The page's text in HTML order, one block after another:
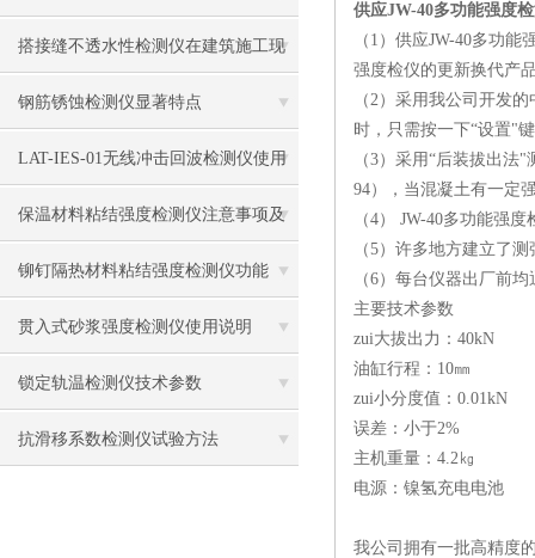
果的因素有哪些？
搭接缝不透水性检测仪在建筑施工现
场中的应用
钢筋锈蚀检测仪显著特点
LAT-IES-01无线冲击回波检测仪使用
操作方法
保温材料粘结强度检测仪注意事项及
保养
铆钉隔热材料粘结强度检测仪功能
贯入式砂浆强度检测仪使用说明
锁定轨温检测仪技术参数
抗滑移系数检测仪试验方法
供应JW-40多功能强度
（1）供应JW-40多功
强度检仪的更新换代产
（2）采用我公司开发
时，只需按一下“设置"
（3）采用“后装拔出
94），当混凝土有一定
（4） JW-40多功能强
（5）许多地方建立了
（6）每台仪器出厂前
主要技术参数
zui大拔出力：40kN
油缸行程：10㎜
zui小分度值：0.01kN
误差：小于2%
主机重量：4.2㎏
电源：镍氢充电电池
我公司拥有一批高精度